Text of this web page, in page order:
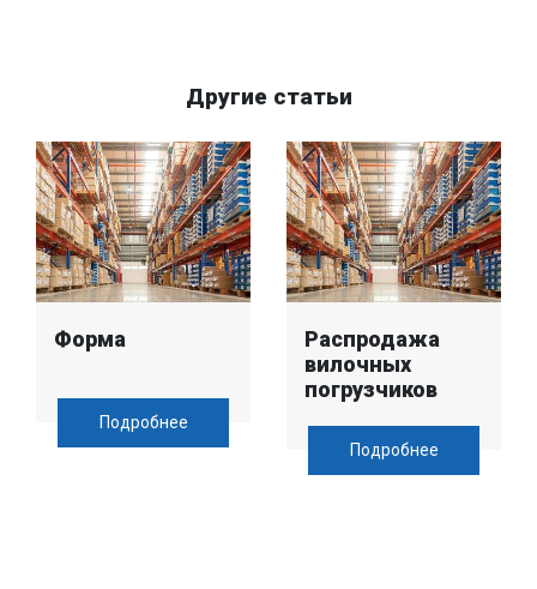
Другие статьи
Форма
Подробнее
Распродажа
вилочных
погрузчиков
Подробнее